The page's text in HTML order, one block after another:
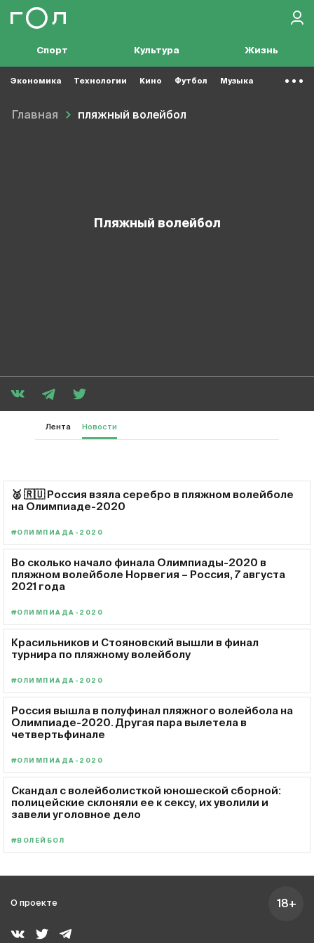
Спорт Культура Жизнь
Экономика Технологии Кино Футбол Музыка
Главная пляжный волейбол
пляжный волейбол
Лента Новости
🥈 🇷🇺 Россия взяла серебро в пляжном волейболе
на Олимпиаде-2020
#ОЛИМПИАДА-2020
Во сколько начало финала Олимпиады-2020 в
пляжном волейболе Норвегия – Россия, 7 августа
2021 года
#ОЛИМПИАДА-2020
Красильников и Стояновский вышли в финал
турнира по пляжному волейболу
#ОЛИМПИАДА-2020
Россия вышла в полуфинал пляжного волейбола на
Олимпиаде-2020. Другая пара вылетела в
четвертьфинале
#ОЛИМПИАДА-2020
Скандал с волейболисткой юношеской сборной:
полицейские склоняли ее к сексу, их уволили и
завели уголовное дело
#ВОЛЕЙБОЛ
О проекте 18+